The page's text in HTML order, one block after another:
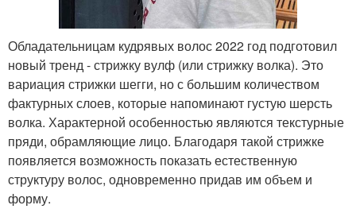
Обладательницам кудрявых волос 2022 год подготовил
новый тренд - стрижку вулф (или стрижку волка). Это
вариация стрижки шегги, но с большим количеством
фактурных слоев, которые напоминают густую шерсть
волка. Характерной особенностью являются текстурные
пряди, обрамляющие лицо. Благодаря такой стрижке
появляется возможность показать естественную
структуру волос, одновременно придав им объем и
форму.